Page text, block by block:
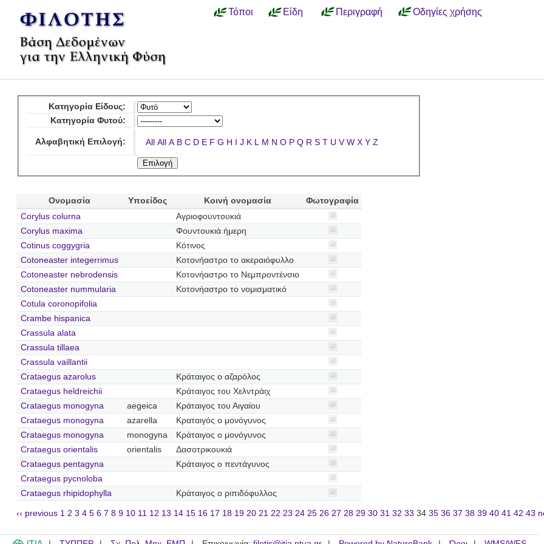
Τόποι Είδη Περιγραφή Οδηγίες χρήσης
Κατηγορία Είδους:
Κατηγορία Φυτού:
Αλφαβητική Επιλογή: All All A B C D E F G H I J K L M N O P Q R S T U V W X Y Z
Ονομασία Υποείδος Κοινή ονομασία
Φωτογραφία
Corylus colurna
Αγριοφουντουκιά
Corylus maxima
Φουντουκιά ήμερη
Cotinus coggygria
Κότινος
Cotoneaster integerrimus
Κοτονήαστρο το ακεραιόφυλλο
Cotoneaster nebrodensis
Κοτονήαστρο το Νεμπροντένσιο
Cotoneaster nummularia
Κοτονήαστρο το νομισματικό
Cotula coronopifolia
Crambe hispanica
Crassula alata
Crassula tillaea
Crassula vaillantii
Crataegus azarolus
Κράταιγος ο αζαρόλος
Crataegus heldreichii
Κράταιγος του Χελντράιχ
Crataegus monogyna
aegeica
Κράταιγος του Αιγαίου
Crataegus monogyna
azarella
Κραταιγός ο μονόγυνος
Crataegus monogyna
monogyna
Κράταιγος ο μονόγυνος
Crataegus orientalis
orientalis
Δασοτρικουκιά
Crataegus pentagyna
Κράταιγος ο πεντάγυνος
Crataegus pycnoloba
Crataegus rhipidophylla
Κράταιγος ο ριπιδόφυλλος
‹‹ previous 1 2 3 4 5 6 7 8 9 10 11 12 13 14 15 16 17 18 19 20 21 22 23 24 25 26 27 28 29 30 31 32 33 34 35 36 37 38 39 40 41 42 43